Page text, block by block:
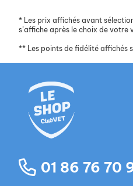
* Les prix affichés avant
s’affiche après le choix de votre
** Les points de fidélité affichés
01 86 76 70